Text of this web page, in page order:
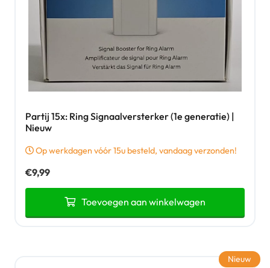
Partij 15x: Ring Signaalversterker (1e generatie) |
Nieuw
Op werkdagen vóór 15u besteld, vandaag verzonden!
€9,99
Toevoegen aan winkelwagen
Nieuw